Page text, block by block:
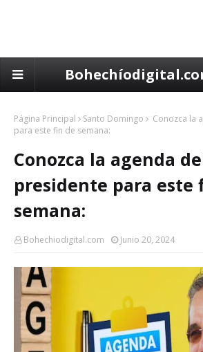
Página Principal Santo Domingo
Conozca la
para este fin de semana:
Conozca la agenda
presidente para este
semana:
Bohechiodigital.com Junio 20, 2024